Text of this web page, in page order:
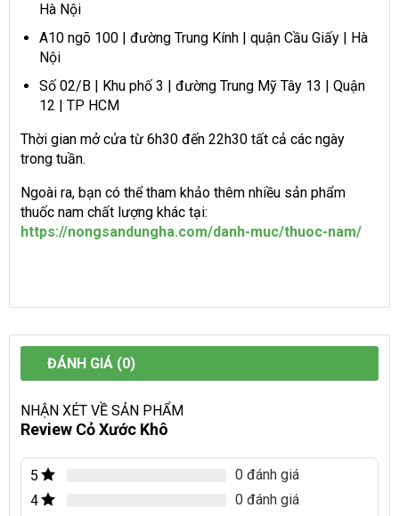
Hà Nội
A10 ngõ 100 | đường Trung Kính | quận Cầu Giấy | Hà
Nội
Số 02/B | Khu phố 3 | đường Trung Mỹ Tây 13 | Quận
12 | TP HCM
Thời gian mở cửa từ 6h30 đến 22h30 tất cả các ngày
trong tuần.
Ngoài ra, bạn có thể tham khảo thêm nhiều sản phẩm
thuốc nam chất lượng khác tại:
https://nongsandungha.com/danh-muc/thuoc-nam/
ĐÁNH GIÁ (0)
NHẬN XÉT VỀ SẢN PHẨM
Review Cỏ Xước Khô
5
0 đánh giá
4
0 đánh giá